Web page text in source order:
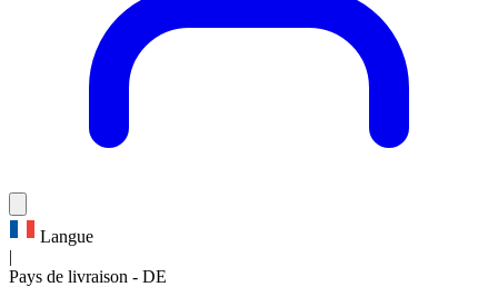
Langue
|
Pays de livraison - DE